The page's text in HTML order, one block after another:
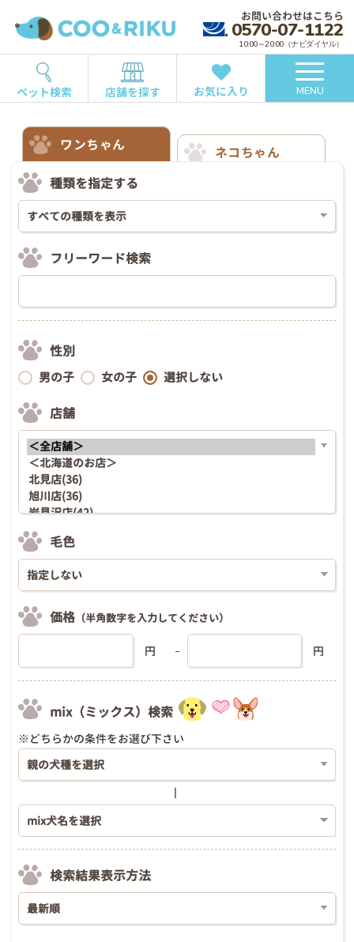
お問い合わせはこちら
0570-07-1122
10:00～20:00（ナビダイヤル）
ペット検索 店舗を探す お気に入り MENU
ワンちゃん
ネコちゃん
種類を指定する
フリーワード検索
性別
男の子 女の子 選択しない
店舗
毛色
価格 （半角数字を入力してください）
円 円
mix（ミックス）検索
※どちらかの条件をお選び下さい
検索結果表示方法